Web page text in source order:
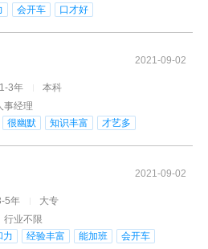
会开车 口才好
2021-09-02
1-3年
本科
事经理
很幽默 知识丰富 才艺多
2021-09-02
5年
大专
行业不限
力 经验丰富 能加班 会开车